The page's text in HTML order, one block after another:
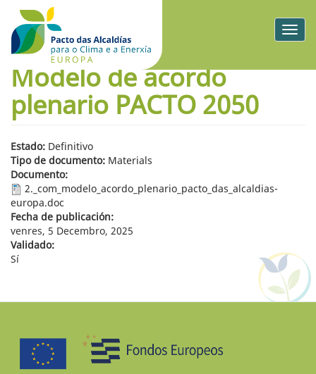
Modelo de acordo
plenario PACTO 2050
Estado: Definitivo
Tipo de documento: Materials
Documento:
2._com_modelo_acordo_plenario_pacto_das_alcaldias-
europa.doc
Fecha de publicación:
venres, 5 Decembro, 2025
Validado:
Sí